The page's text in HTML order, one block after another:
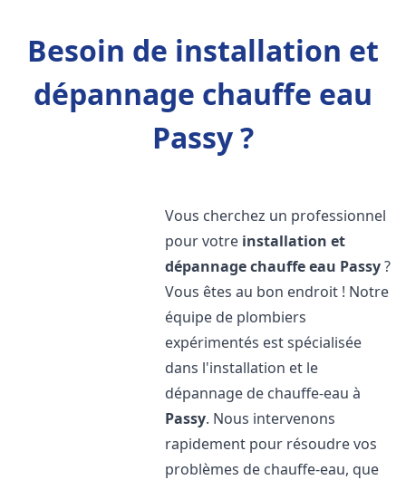
Besoin de installation et
dépannage chauffe eau
Passy ?
Vous cherchez un professionnel
pour votre installation et
dépannage chauffe eau Passy?
Vous êtes au bon endroit ! Notre
équipe de plombiers
expérimentés est spécialisée
dans l'installation et le
dépannage de chauffe-eau à
Passy. Nous intervenons
rapidement pour résoudre vos
problèmes de chauffe-eau, que